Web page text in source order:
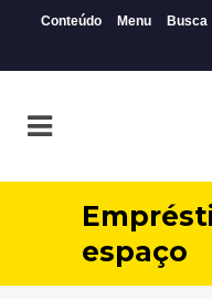
Conteúdo Menu Busca
espaço